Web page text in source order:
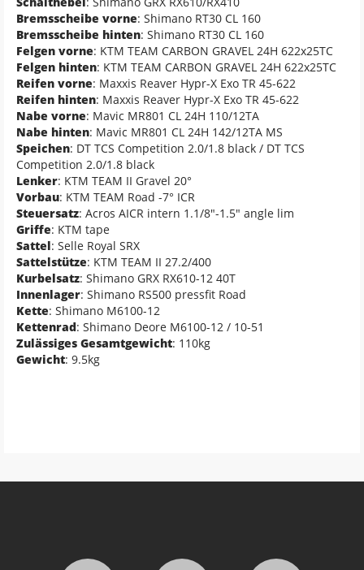
Bremsscheibe vorne: Shimano RT30 CL 160
Bremsscheibe hinten: Shimano RT30 CL 160
Felgen vorne: KTM TEAM CARBON GRAVEL 24H 622x25TC
Felgen hinten: KTM TEAM CARBON GRAVEL 24H 622x25TC
Reifen vorne: Maxxis Reaver Hypr-X Exo TR 45-622
Reifen hinten: Maxxis Reaver Hypr-X Exo TR 45-622
Nabe vorne: Mavic MR801 CL 24H 110/12TA
Nabe hinten: Mavic MR801 CL 24H 142/12TA MS
Speichen: DT TCS Competition 2.0/1.8 black / DT TCS
Competition 2.0/1.8 black
Lenker: KTM TEAM II Gravel 20°
Vorbau: KTM TEAM Road -7° ICR
Steuersatz: Acros AICR intern 1.1/8"-1.5" angle lim
Griffe: KTM tape
Sattel: Selle Royal SRX
Sattelstütze: KTM TEAM II 27.2/400
Kurbelsatz: Shimano GRX RX610-12 40T
Innenlager: Shimano RS500 pressfit Road
Kette: Shimano M6100-12
Kettenrad: Shimano Deore M6100-12 / 10-51
Zulässiges Gesamtgewicht: 110kg
Gewicht: 9.5kg